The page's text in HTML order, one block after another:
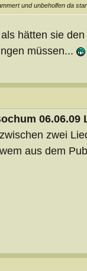
und unbeholfen da
hätten sie
müssen...
06.06.09
zwei
aus dem